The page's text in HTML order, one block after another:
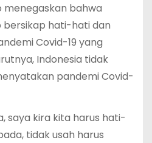
menegaskan bahwa
bersikap hati-hati dan
Covid-19 yang
Indonesia tidak
pandemi Covid-
saya kira kita harus hati-
tidak usah harus